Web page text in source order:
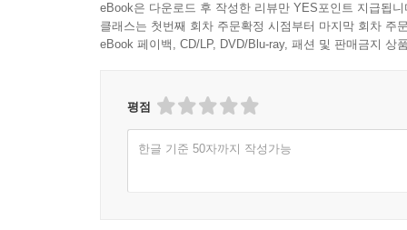
eBook은 다운로드 후 작성한 리뷰만 YES포인트 지급됩니
클래스는 첫번째 회차 주문확정 시점부터 마지막 회차 주
eBook 페이백, CD/LP, DVD/Blu-ray, 패션 및 판매금지 상
평점
한글 기준 50자까지 작성가능